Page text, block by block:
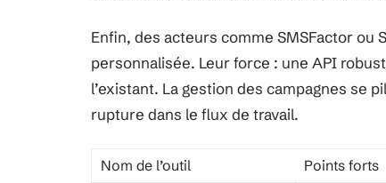
Enfin, des acteurs comme SMSFactor ou
personnalisée. Leur force : une API
l’existant. La gestion des campagnes se
rupture dans le flux de travail.
Nom de l’outil
Points forts